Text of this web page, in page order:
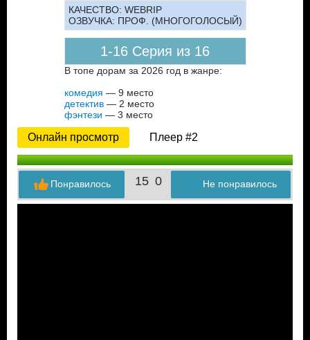
КАЧЕСТВО: WEBRIP
ОЗВУЧКА: ПРОФ. (МНОГОГОЛОСЫЙ)
1-16 Серия из 16
В топе дорам за 2026 год в жанре:
комедия — 9 место
детектив— 2 место
фэнтези — 3 место
Онлайн просмотр Плеер #2
15 0 Не понравилось
Понравилось